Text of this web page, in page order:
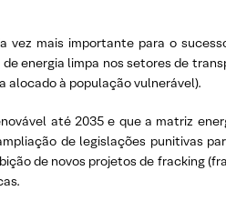
mais importante para o
energia limpa nos setores de
alocado à população vulnerável).
até 2035 e que a matriz
de legislações punitivas
de novos projetos de fracking